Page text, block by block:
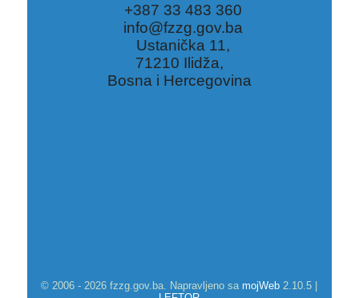
+387 33 483 360
info@fzzg.gov.ba
Ustanička 11,
71210 Ilidža,
Bosna i Hercegovina
© 2006 - 2026 fzzg.gov.ba. Napravljeno samojWeb 2.10.5 |